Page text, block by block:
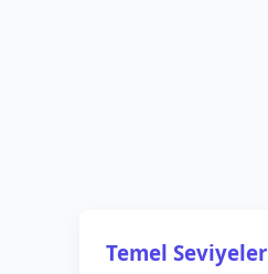
Temel Seviyeler